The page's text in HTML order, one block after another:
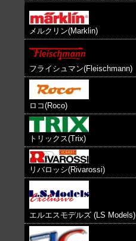
メルクリン(Marklin)
フライシュマン(Fleischmann)
ロコ(Roco)
トリックス(Trix)
リバロッシ(Rivarossi)
エルエスモデルズ (LS Models)